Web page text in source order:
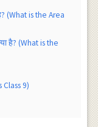
(What is the Area
है? (What is the
Class 9)